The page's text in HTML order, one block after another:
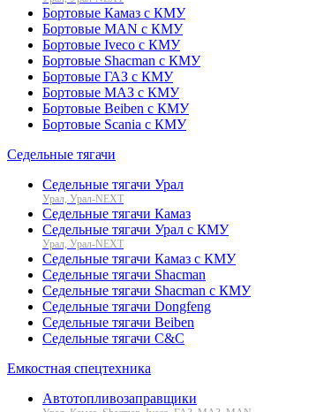
Бортовые Камаз с КМУ
Бортовые MAN с КМУ
Бортовые Iveco с КМУ
Бортовые Shacman с КМУ
Бортовые ГАЗ с КМУ
Бортовые МАЗ с КМУ
Бортовые Beiben с КМУ
Бортовые Scania с КМУ
Седельные тягачи
Седельные тягачи Урал
Урал, Урал-NEXT
Седельные тягачи Камаз
Седельные тягачи Урал с КМУ
Урал, Урал-NEXT
Седельные тягачи Камаз с КМУ
Седельные тягачи Shacman
Седельные тягачи Shacman с КМУ
Седельные тягачи Dongfeng
Седельные тягачи Beiben
Седельные тягачи C&C
Емкостная спецтехника
Автотопливозаправщики